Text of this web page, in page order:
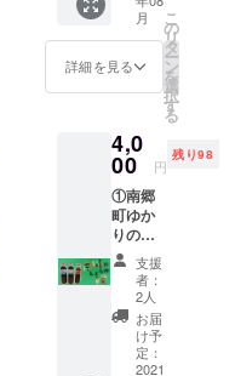
し茶
ティー
バッグ
（9種
類）
袋をお
送りい
たしま
す。 ②
支援者
のお名
前を記
載した
チラシ
データ
とお礼
メール
月
詳細を見る
こ
の
リ
タ
ー
ン
を
選
択
す
る
4,0
00 円
残り98
①南郷
町ゆか
りのお
醤油を
ご自宅
にお送
りしま
す。 竹
井醸造
さんの
支援
者：
2人
お届
け予
定：
2021